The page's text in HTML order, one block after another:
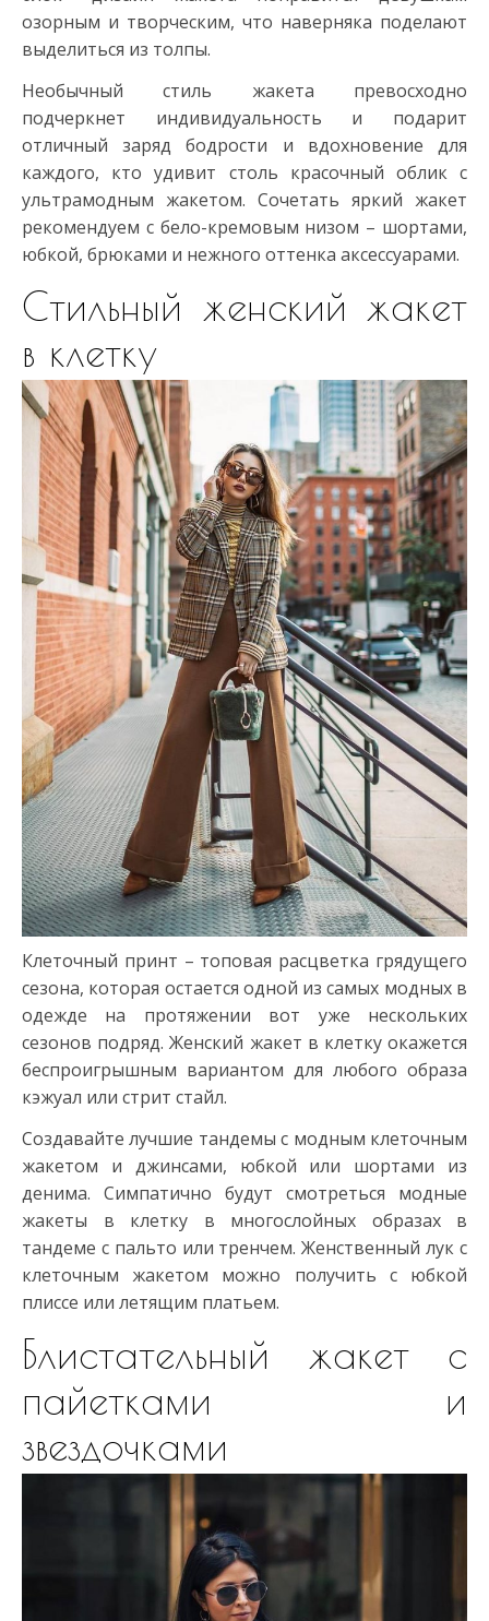
озорным и творческим, что наверняка поделают
выделиться из толпы.
Необычный стиль жакета превосходно
подчеркнет индивидуальность и подарит
отличный заряд бодрости и вдохновение для
каждого, кто удивит столь красочный облик с
ультрамодным жакетом. Сочетать яркий жакет
рекомендуем с бело-кремовым низом – шортами,
юбкой, брюками и нежного оттенка аксессуарами.
Стильный женский жакет
в клетку
Клеточный принт – топовая расцветка грядущего
сезона, которая остается одной из самых модных в
одежде на протяжении вот уже нескольких
сезонов подряд. Женский жакет в клетку окажется
беспроигрышным вариантом для любого образа
кэжуал или стрит стайл.
Создавайте лучшие тандемы с модным клеточным
жакетом и джинсами, юбкой или шортами из
денима. Симпатично будут смотреться модные
жакеты в клетку в многослойных образах в
тандеме с пальто или тренчем. Женственный лук с
клеточным жакетом можно получить с юбкой
плиссе или летящим платьем.
Блистательный жакет с
пайетками и
звездочками